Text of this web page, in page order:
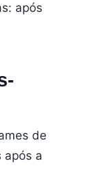
após
de
após a